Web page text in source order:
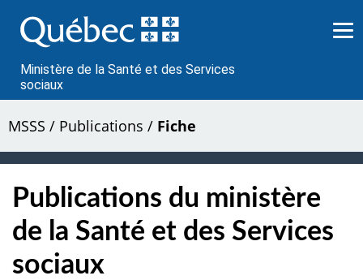
au
contenu
Ministère de la Santé et des Services
sociaux
MSSS / Publications / Fiche
Publications du ministère
de la Santé et des Services
sociaux